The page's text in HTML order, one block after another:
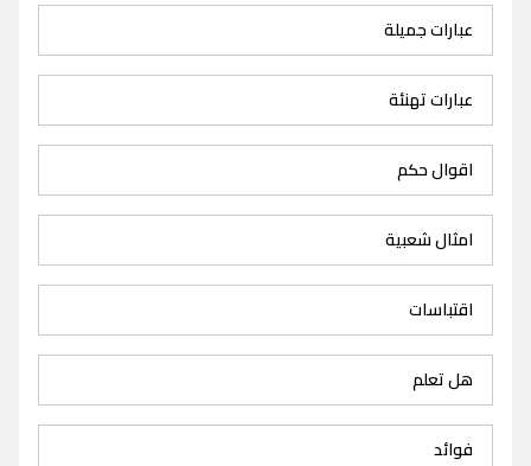
عبارات جميلة
عبارات تهنئة
اقوال حكم
امثال شعبية
اقتباسات
هل تعلم
فوائد